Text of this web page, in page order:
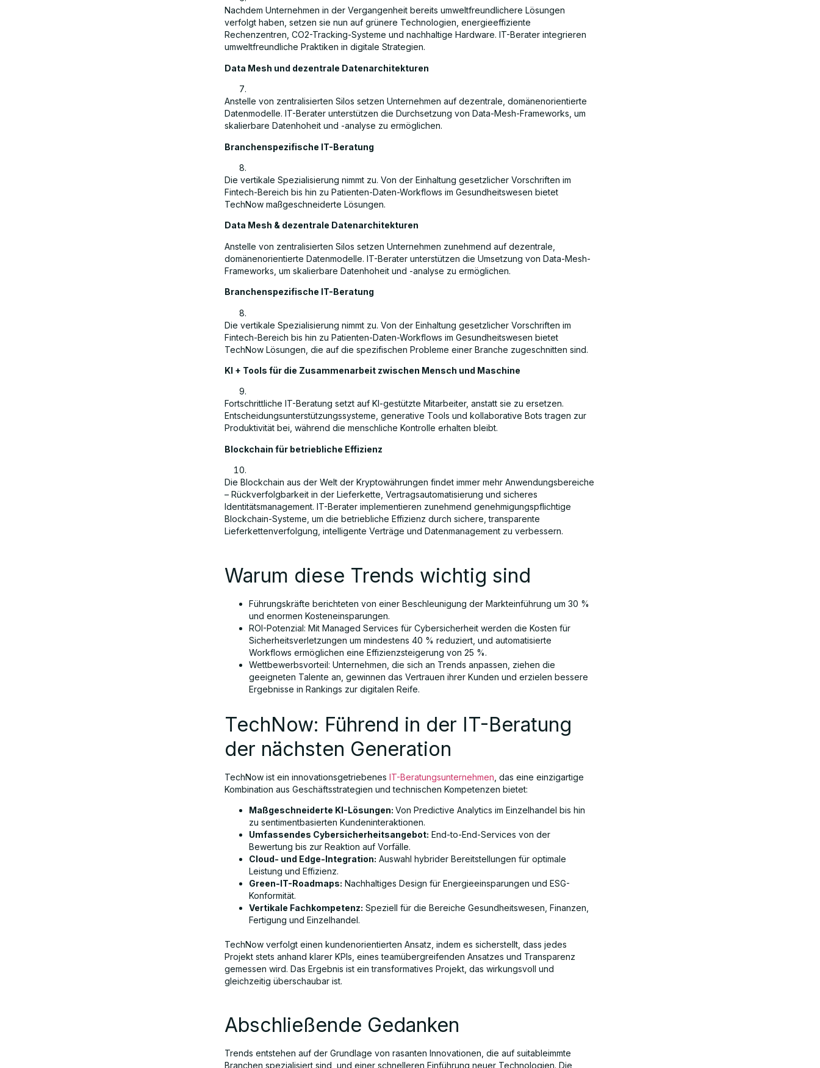
Nachdem Unternehmen in der Vergangenheit bereits umweltfreundlichere Lösungen
verfolgt haben, setzen sie nun auf grünere Technologien, energieeffiziente
Rechenzentren, CO2-Tracking-Systeme und nachhaltige Hardware. IT-Berater integrieren
umweltfreundliche Praktiken in digitale Strategien.
Data Mesh und dezentrale Datenarchitekturen
Anstelle von zentralisierten Silos setzen Unternehmen auf dezentrale, domänenorientierte
Datenmodelle. IT-Berater unterstützen die Durchsetzung von Data-Mesh-Frameworks, um
skalierbare Datenhoheit und -analyse zu ermöglichen.
Branchenspezifische IT-Beratung
Die vertikale Spezialisierung nimmt zu. Von der Einhaltung gesetzlicher Vorschriften im
Fintech-Bereich bis hin zu Patienten-Daten-Workflows im Gesundheitswesen bietet
TechNow maßgeschneiderte Lösungen.
Data Mesh & dezentrale Datenarchitekturen
Anstelle von zentralisierten Silos setzen Unternehmen zunehmend auf dezentrale,
domänenorientierte Datenmodelle. IT-Berater unterstützen die Umsetzung von Data-Mesh-
Frameworks, um skalierbare Datenhoheit und -analyse zu ermöglichen.
Branchenspezifische IT-Beratung
Die vertikale Spezialisierung nimmt zu. Von der Einhaltung gesetzlicher Vorschriften im
Fintech-Bereich bis hin zu Patienten-Daten-Workflows im Gesundheitswesen bietet
TechNow Lösungen, die auf die spezifischen Probleme einer Branche zugeschnitten sind.
KI + Tools für die Zusammenarbeit zwischen Mensch und Maschine
Fortschrittliche IT-Beratung setzt auf KI-gestützte Mitarbeiter, anstatt sie zu ersetzen.
Entscheidungsunterstützungssysteme, generative Tools und kollaborative Bots tragen zur
Produktivität bei, während die menschliche Kontrolle erhalten bleibt.
Blockchain für betriebliche Effizienz
Die Blockchain aus der Welt der Kryptowährungen findet immer mehr Anwendungsbereiche
– Rückverfolgbarkeit in der Lieferkette, Vertragsautomatisierung und sicheres
Identitätsmanagement. IT-Berater implementieren zunehmend genehmigungspflichtige
Blockchain-Systeme, um die betriebliche Effizienz durch sichere, transparente
Lieferkettenverfolgung, intelligente Verträge und Datenmanagement zu verbessern.
Warum diese Trends wichtig sind
Führungskräfte berichteten von einer Beschleunigung der Markteinführung um 30 %
und enormen Kosteneinsparungen.
ROI-Potenzial: Mit Managed Services für Cybersicherheit werden die Kosten für
Sicherheitsverletzungen um mindestens 40 % reduziert, und automatisierte
Workflows ermöglichen eine Effizienzsteigerung von 25 %.
Wettbewerbsvorteil: Unternehmen, die sich an Trends anpassen, ziehen die
geeigneten Talente an, gewinnen das Vertrauen ihrer Kunden und erzielen bessere
Ergebnisse in Rankings zur digitalen Reife.
TechNow: Führend in der IT-Beratung
der nächsten Generation
TechNow ist ein innovationsgetriebenes IT-Beratungsunternehmen , das eine einzigartige
Kombination aus Geschäftsstrategien und technischen Kompetenzen bietet:
Maßgeschneiderte KI-Lösungen: Von Predictive Analytics im Einzelhandel bis hin
zu sentimentbasierten Kundeninteraktionen.
Umfassendes Cybersicherheitsangebot: End-to-End-Services von der
Bewertung bis zur Reaktion auf Vorfälle.
Cloud- und Edge-Integration: Auswahl hybrider Bereitstellungen für optimale
Leistung und Effizienz.
Green-IT-Roadmaps: Nachhaltiges Design für Energieeinsparungen und ESG-
Konformität.
Vertikale Fachkompetenz: Speziell für die Bereiche Gesundheitswesen, Finanzen,
Fertigung und Einzelhandel.
TechNow verfolgt einen kundenorientierten Ansatz, indem es sicherstellt, dass jedes
Projekt stets anhand klarer KPIs, eines teamübergreifenden Ansatzes und Transparenz
gemessen wird. Das Ergebnis ist ein transformatives Projekt, das wirkungsvoll und
gleichzeitig überschaubar ist.
Abschließende Gedanken
Trends entstehen auf der Grundlage von rasanten Innovationen, die auf suitableimmte
Branchen spezialisiert sind, und einer schnelleren Einführung neuer Technologien. Die